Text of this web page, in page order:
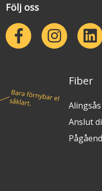
Följ oss
Fiber
Anslut